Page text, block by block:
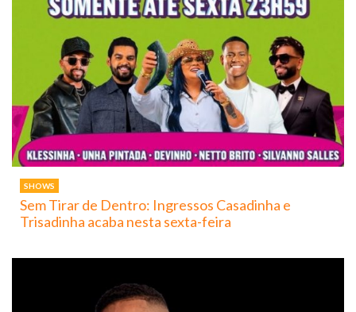
SHOWS
Sem Tirar de Dentro: Ingressos Casadinha e
Trisadinha acaba nesta sexta-feira